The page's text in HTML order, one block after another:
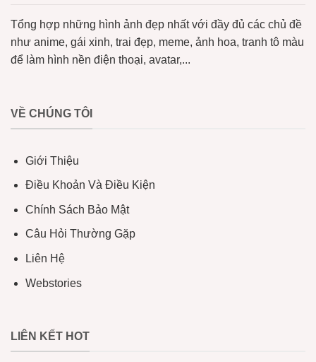
Tổng hợp những hình ảnh đẹp nhất với đầy đủ các chủ đề
như anime, gái xinh, trai đẹp, meme, ảnh hoa, tranh tô màu
để làm hình nền điện thoại, avatar,...
VỀ CHÚNG TÔI
Giới Thiệu
Điều Khoản Và Điều Kiện
Chính Sách Bảo Mật
Câu Hỏi Thường Gặp
Liên Hệ
Webstories
LIÊN KẾT HOT